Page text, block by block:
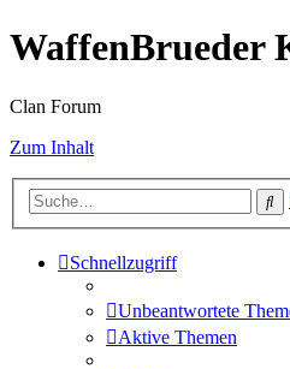
WaffenBrueder
Clan Forum
Zum Inhalt
Schnellzugriff
Unbeantwortete
Aktive Themen